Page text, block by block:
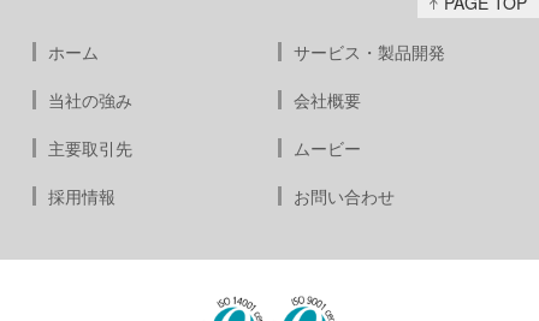
ホーム
サービス・製品開発
当社の強み
会社概要
主要取引先
ムービー
採用情報
お問い合わせ